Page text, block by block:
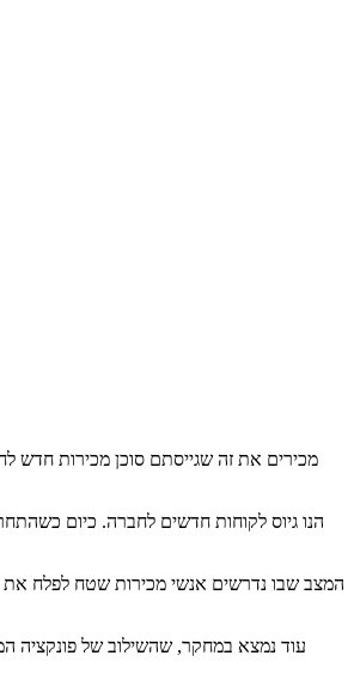
מכירים את זה שגייסתם סוכן מכירות חדש
המצב שבו נדרשים אנשי מכירות שטח לפלח את
עוד נמצא במחקר, שהשילוב של פונקציה